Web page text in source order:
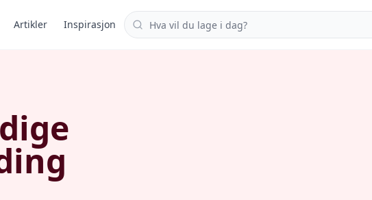
Artikler Inspirasjon Søk i oppskrifter